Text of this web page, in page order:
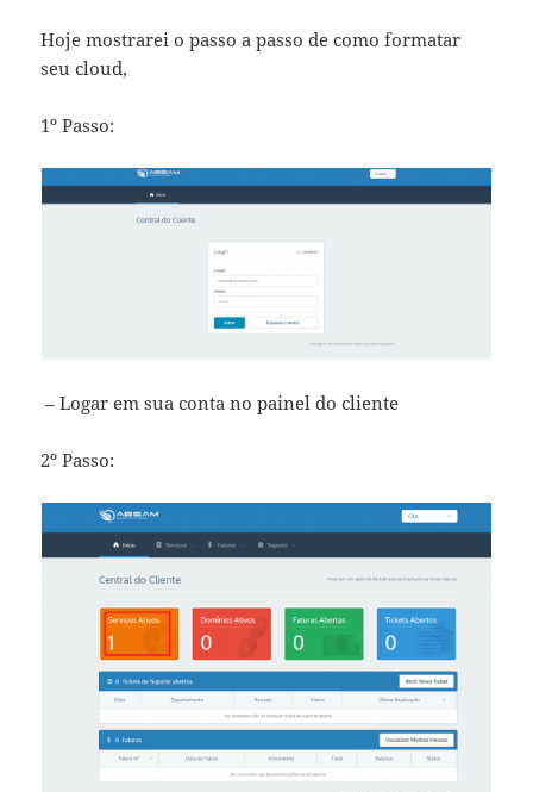
Hoje mostrarei o passo a passo de como formatar
seu cloud,
1º Passo:
– Logar em sua conta no painel do cliente
2º Passo: